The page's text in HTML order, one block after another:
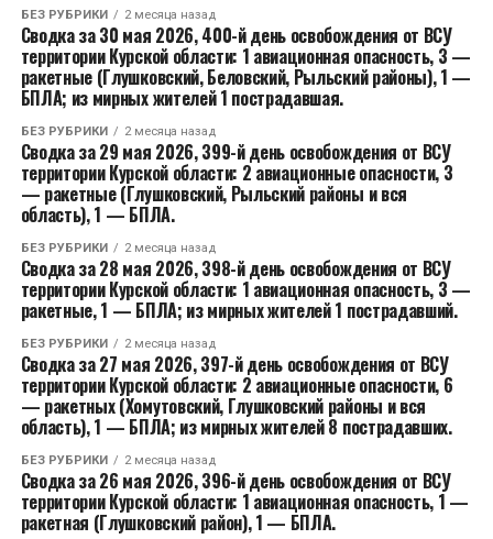
БЕЗ РУБРИКИ 2 месяца назад
Сводка за 30 мая 2026, 400-й день освобождения от ВСУ
территории Курской области: 1 авиационная опасность, 3 —
ракетные (Глушковский, Беловский, Рыльский районы), 1 —
БПЛА; из мирных жителей 1 пострадавшая.
БЕЗ РУБРИКИ 2 месяца назад
Сводка за 29 мая 2026, 399-й день освобождения от ВСУ
территории Курской области: 2 авиационные опасности, 3
— ракетные (Глушковский, Рыльский районы и вся
область), 1 — БПЛА.
БЕЗ РУБРИКИ 2 месяца назад
Сводка за 28 мая 2026, 398-й день освобождения от ВСУ
территории Курской области: 1 авиационная опасность, 3 —
ракетные, 1 — БПЛА; из мирных жителей 1 пострадавший.
БЕЗ РУБРИКИ 2 месяца назад
Сводка за 27 мая 2026, 397-й день освобождения от ВСУ
территории Курской области: 2 авиационные опасности, 6
— ракетных (Хомутовский, Глушковский районы и вся
область), 1 — БПЛА; из мирных жителей 8 пострадавших.
БЕЗ РУБРИКИ 2 месяца назад
Сводка за 26 мая 2026, 396-й день освобождения от ВСУ
территории Курской области: 1 авиационная опасность, 1 —
ракетная (Глушковский район), 1 — БПЛА.